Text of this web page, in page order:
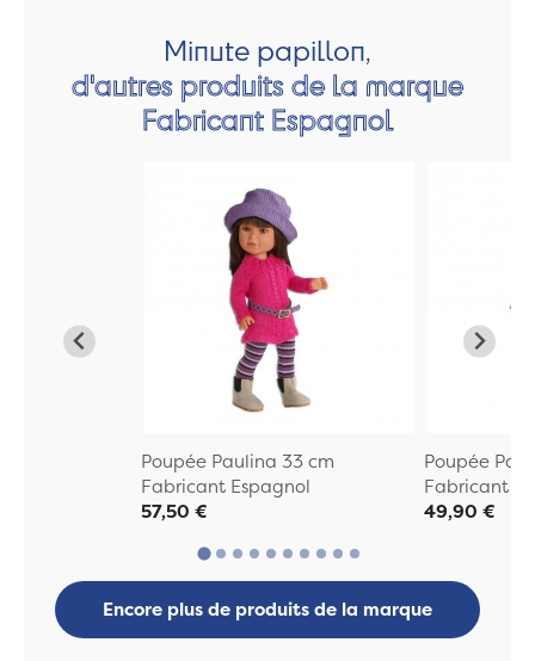
Minute papillon,
d'autres produits de la marque
Fabricant Espagnol
Poupée Paulina 33 cm
Fabricant Espagnol
57,50 €
Poupée
Fabricant
49,90 €
Encore plus de produits de la marque